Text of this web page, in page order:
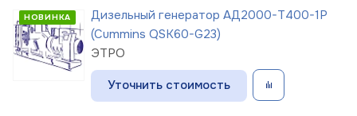
НОВИНКА
Дизельный генератор АД2000-Т400-1Р
(Cummins QSK60-G23)
ЭТРО
Уточнить стоимость